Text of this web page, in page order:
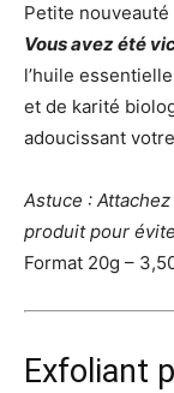
Petite
Vous avez été
l’huile
et de karité
adoucissant
Astuce :
produit pour
Format 20g –
Exfoliant